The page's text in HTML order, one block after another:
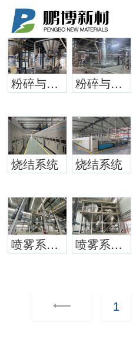
鹏博
致力于为客户提供新能
解
粉碎与包装系统 粉碎与包装系统
烧结系统 烧结系统
喷雾系统1 喷雾系统1
1